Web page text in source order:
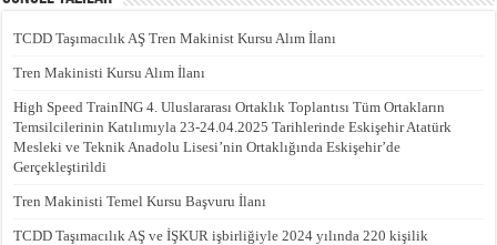
TCDD Taşımacılık AŞ Tren Makinist Kursu Alım İlanı
Tren Makinisti Kursu Alım İlanı
High Speed TrainING 4. Uluslararası Ortaklık Toplantısı Tüm Ortakların
Temsilcilerinin Katılımıyla 23-24.04.2025 Tarihlerinde Eskişehir Atatürk
Mesleki ve Teknik Anadolu Lisesi’nin Ortaklığında Eskişehir’de
Gerçekleştirildi
Tren Makinisti Temel Kursu Başvuru İlanı
TCDD Taşımacılık AŞ ve İŞKUR işbirliğiyle 2024 yılında 220 kişilik